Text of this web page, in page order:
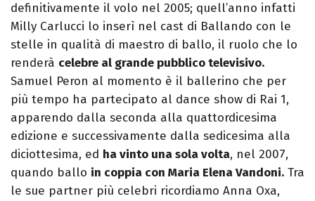
definitivamente il volo nel 2005; quell’anno infatti
Milly Carlucci lo inserì nel cast di Ballando con le
stelle in qualità di maestro di ballo, il ruolo che lo
renderà celebre al grande pubblico televisivo.
Samuel Peron al momento è il ballerino che per
più tempo ha partecipato al dance show di Rai 1,
apparendo dalla seconda alla quattordicesima
edizione e successivamente dalla sedicesima alla
diciottesima, ed ha vinto una sola volta, nel 2007,
quando ballo in coppia con Maria Elena Vandoni. Tra
le sue partner più celebri ricordiamo Anna Oxa,